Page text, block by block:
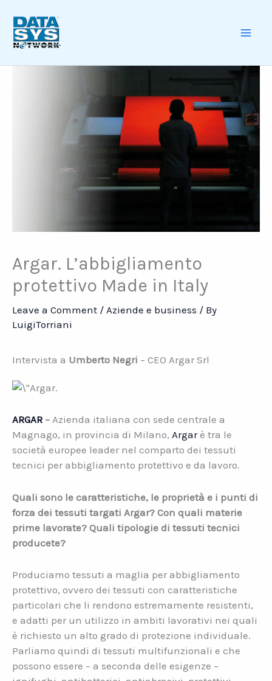
content
Argar. L’abbigliamento
protettivo Made in Italy
Leave a Comment / Aziende e business / By
LuigiTorriani
Intervista a Umberto Negri – CEO Argar Srl
ARGAR – Azienda italiana con sede centrale a
Magnago, in provincia di Milano, Argarè tra le
società europee leader nel comparto dei tessuti
tecnici per abbigliamento protettivo e da lavoro.
Quali sono le caratteristiche, le proprietà e i punti di
forza dei tessuti targati Argar? Con quali materie
prime lavorate? Quali tipologie di tessuti tecnici
producete?
Produciamo tessuti a maglia per abbigliamento
protettivo, ovvero dei tessuti con caratteristiche
particolari che li rendono estremamente resistenti,
e adatti per un utilizzo in ambiti lavorativi nei quali
è richiesto un alto grado di protezione individuale.
Parliamo quindi di tessuti multifunzionali e che
possono essere – a seconda delle esigenze –